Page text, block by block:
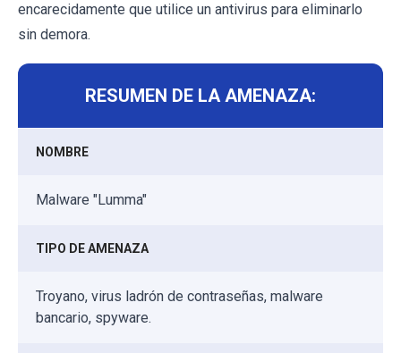
encarecidamente que utilice un antivirus para eliminarlo
sin demora.
RESUMEN DE LA AMENAZA:
NOMBRE
Malware "Lumma"
TIPO DE AMENAZA
Troyano, virus ladrón de contraseñas, malware
bancario, spyware.